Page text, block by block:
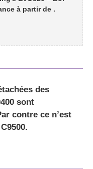
à partir de .
des
sont
contre ce n’est